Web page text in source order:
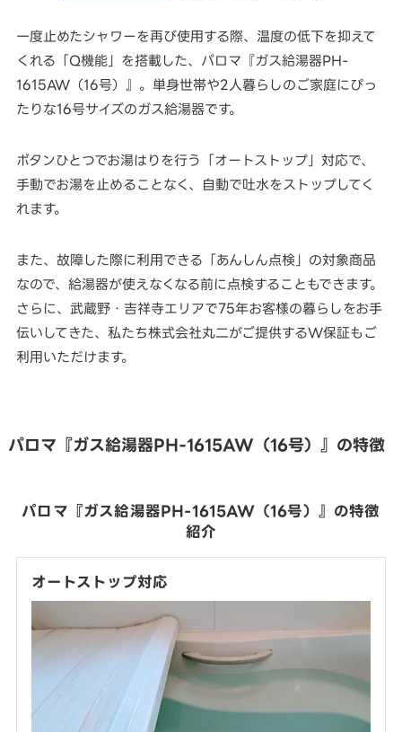
一度止めたシャワーを再び使用する際、温度の低下を抑えて
くれる「Q機能」を搭載した、パロマ『ガス給湯器PH-
1615AW（16号）』。単身世帯や2人暮らしのご家庭にぴっ
たりな16号サイズのガス給湯器です。
ボタンひとつでお湯はりを行う「オートストップ」対応で、
手動でお湯を止めることなく、自動で吐水をストップしてく
れます。
また、故障した際に利用できる「あんしん点検」の対象商品
なので、給湯器が使えなくなる前に点検することもできます。
さらに、武蔵野・吉祥寺エリアで75年お客様の暮らしをお手
伝いしてきた、私たち株式会社丸二がご提供するW保証もご
利用いただけます。
パロマ『ガス給湯器PH-1615AW（16号）』の特徴
パロマ『ガス給湯器PH-1615AW（16号）』の特徴
紹介
オートストップ対応